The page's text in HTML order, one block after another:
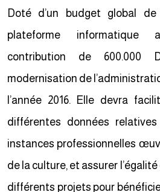
Doté d’un budget global de
plateforme informatique
contribution de
modernisation de
l’année 2016. Elle devra
différentes données
instances professionnelles
de la culture, et assurer
différents projets pour